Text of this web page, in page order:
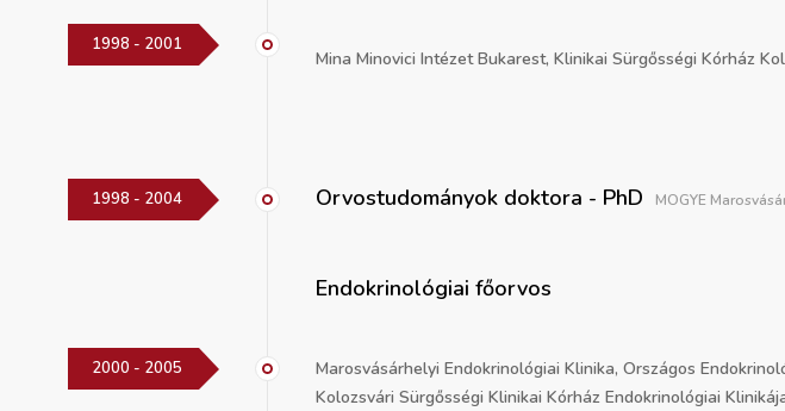
1998 - 2001
Mina Minovici Intézet Bukarest, Klinikai Sürgősségi Kórház
1998 - 2004 Orvostudományok doktora - PhD MOGYE
2000 - 2005
Endokrinológiai főorvos
Marosvásárhelyi Endokrinológiai Klinika, Országos
Kolozsvári Sürgősségi Klinikai Kórház Endokrinológiai